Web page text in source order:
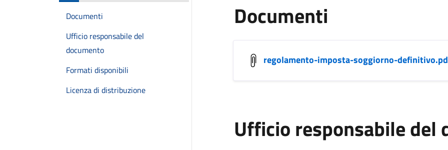
Documenti
Ufficio responsabile del
documento
Formati disponibili
Licenza di distribuzione
Documenti
regolamento-imposta-soggiorno-
Ufficio responsabile del